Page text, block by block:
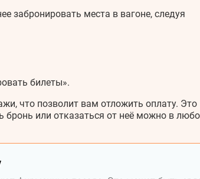
забронировать места в вагоне, следуя
билеты».
что позволит вам отложить оплату. Это
или отказаться от неё можно в